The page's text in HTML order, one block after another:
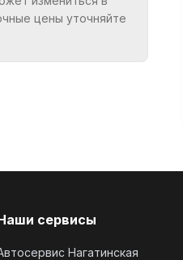
цены уточняйте
сервисы
Нагатинская